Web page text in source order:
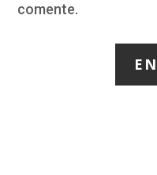
comente.